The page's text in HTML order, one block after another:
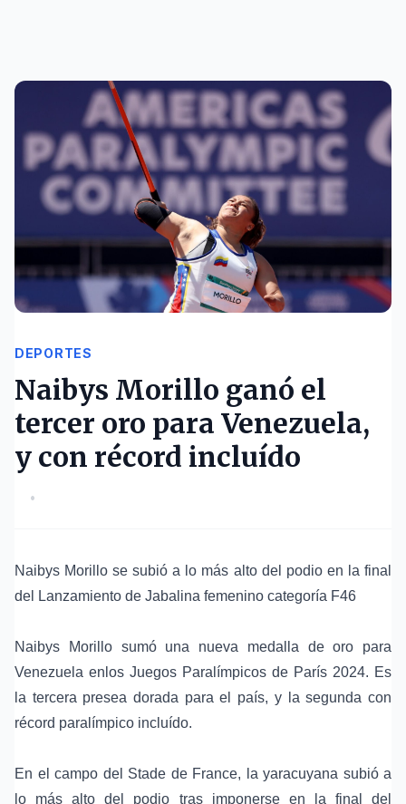
DEPORTES
Naibys Morillo ganó el
tercer oro para Venezuela,
y con récord incluído
•
Naibys Morillo se subió a lo más alto del podio en la final
del Lanzamiento de Jabalina femenino categoría F46
Naibys Morillo sumó una nueva medalla de oro para
Venezuela enlos Juegos Paralímpicos de París 2024. Es
la tercera presea dorada para el país, y la segunda con
récord paralímpico incluído.
En el campo del Stade de France, la yaracuyana subió a
lo más alto del podio tras imponerse en la final del